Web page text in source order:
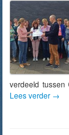
verdeeld
Lees verder →